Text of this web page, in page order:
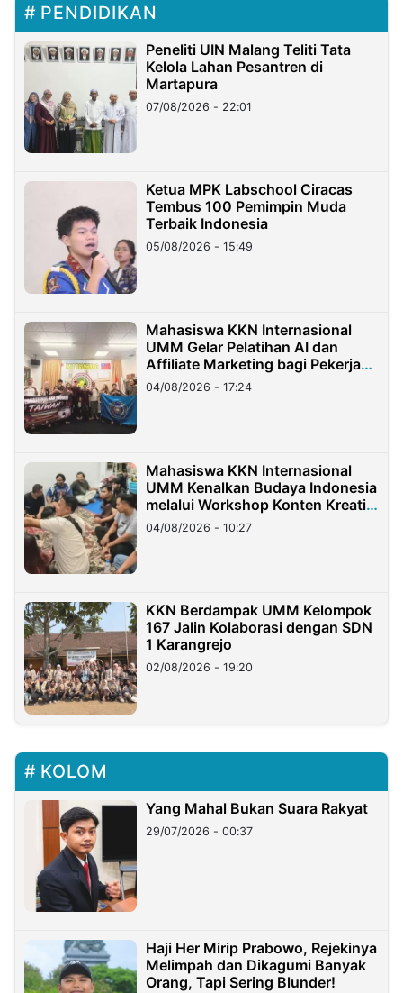
PENDIDIKAN
Peneliti UIN Malang Teliti Tata
Kelola Lahan Pesantren di
Martapura
07/08/2026 - 22:01
Ketua MPK Labschool Ciracas
Tembus 100 Pemimpin Muda
Terbaik Indonesia
05/08/2026 - 15:49
Mahasiswa KKN Internasional
UMM Gelar Pelatihan AI dan
Affiliate Marketing bagi Pekerja
Migran Indonesia di Taiwan
04/08/2026 - 17:24
Mahasiswa KKN Internasional
UMM Kenalkan Budaya Indonesia
melalui Workshop Konten Kreatif
di Taiwan
04/08/2026 - 10:27
KKN Berdampak UMM Kelompok
167 Jalin Kolaborasi dengan SDN
1 Karangrejo
02/08/2026 - 19:20
KOLOM
Yang Mahal Bukan Suara Rakyat
29/07/2026 - 00:37
Haji Her Mirip Prabowo, Rejekinya
Melimpah dan Dikagumi Banyak
Orang, Tapi Sering Blunder!